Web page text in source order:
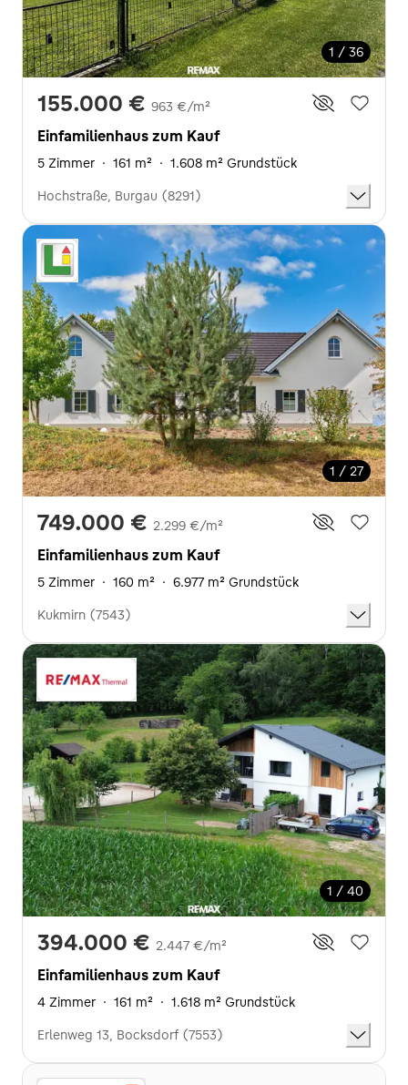
1 / 36
155.000 € 963 €/m²
Einfamilienhaus zum Kauf
5 Zimmer · 161 m² · 1.608 m² Grundstück
Hochstraße, Burgau (8291)
1 / 27
749.000 € 2.299 €/m²
Einfamilienhaus zum Kauf
5 Zimmer · 160 m² · 6.977 m² Grundstück
Kukmirn (7543)
1 / 40
394.000 € 2.447 €/m²
Einfamilienhaus zum Kauf
4 Zimmer · 161 m² · 1.618 m² Grundstück
Erlenweg 13, Bocksdorf (7553)